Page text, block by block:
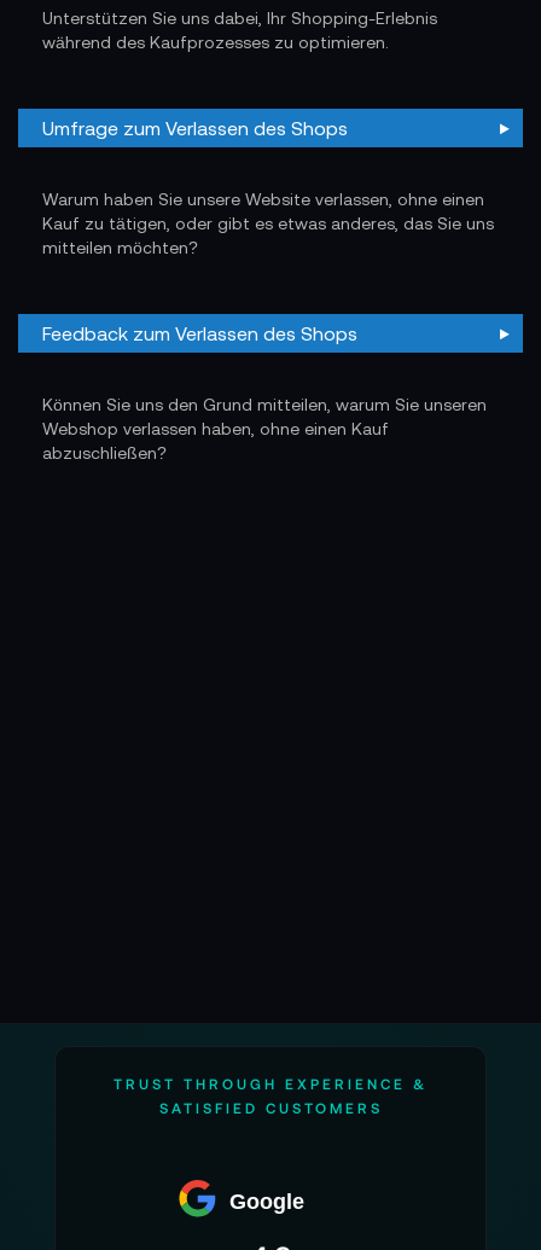
Unterstützen Sie uns dabei, Ihr Shopping-Erlebnis
während des Kaufprozesses zu optimieren.
Umfrage zum Verlassen des Shops
Warum haben Sie unsere Website verlassen, ohne einen
Kauf zu tätigen, oder gibt es etwas anderes, das Sie uns
mitteilen möchten?
Feedback zum Verlassen des Shops
Können Sie uns den Grund mitteilen, warum Sie unseren
Webshop verlassen haben, ohne einen Kauf
abzuschließen?
TRUST THROUGH EXPERIENCE &
SATISFIED CUSTOMERS
Google